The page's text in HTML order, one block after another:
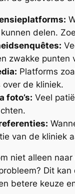
delen.
zwakke punten
Platforms
over de kliniek.
foto’s: Veel
van de kliniek
niet alleen
Dit
betere keuze